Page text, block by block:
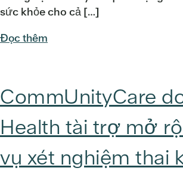
sức khỏe cho cả […]
Đọc thêm
CommUnityCare
Health tài trợ mở
vụ xét nghiệm thai